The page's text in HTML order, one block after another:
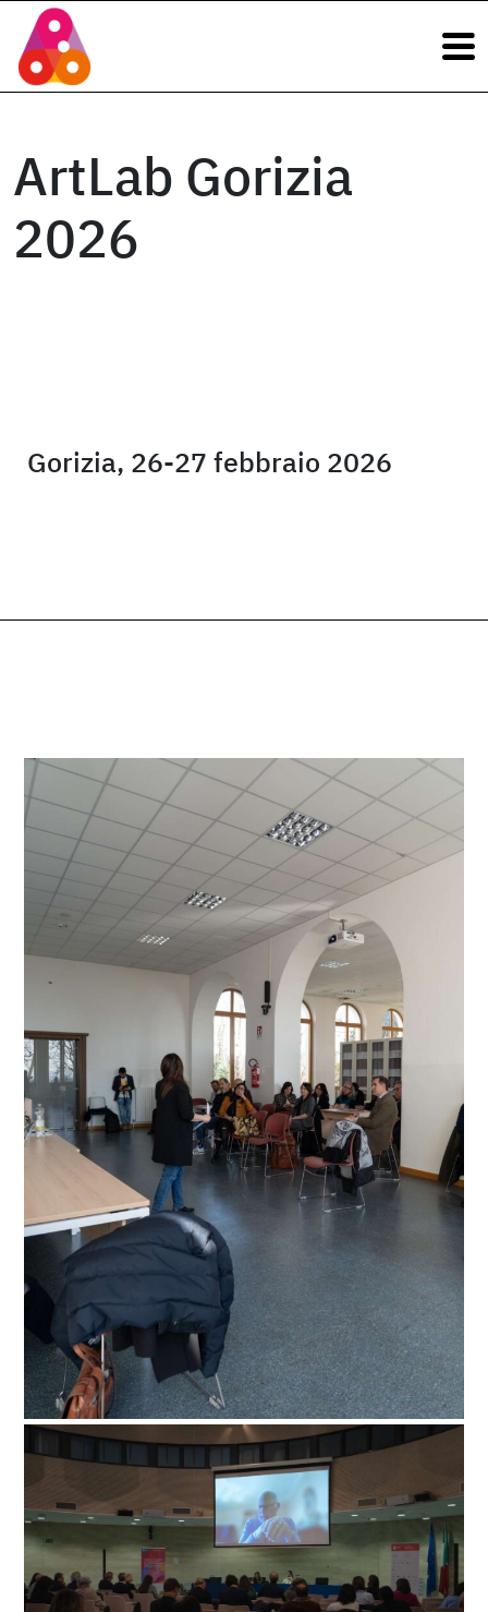
Vai al contenuto
Navigazione principale
Navigazione principale
ArtLab Gorizia
2026
Gorizia, 26-27 febbraio 2026